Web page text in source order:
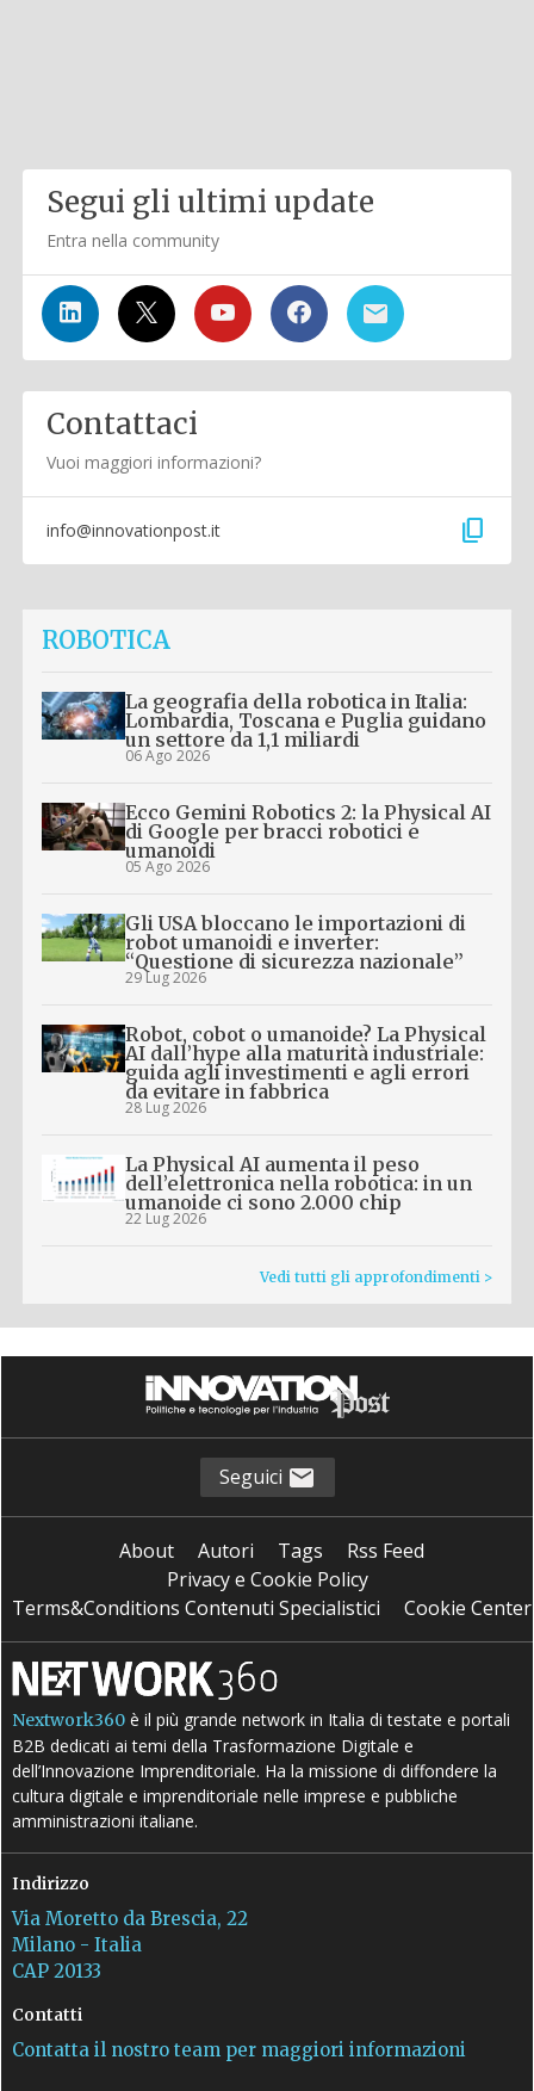
Segui gli ultimi update
Entra nella community
Contattaci
Vuoi maggiori informazioni?
info@innovationpost.it content_copy
ROBOTICA
La geografia della robotica in Italia:
Lombardia, Toscana e Puglia guidano
un settore da 1,1 miliardi
06 Ago 2026
Ecco Gemini Robotics 2: la Physical AI
di Google per bracci robotici e
umanoidi
05 Ago 2026
Gli USA bloccano le importazioni di
robot umanoidi e inverter:
“Questione di sicurezza nazionale”
29 Lug 2026
Robot, cobot o umanoide? La Physical
AI dall’hype alla maturità industriale:
guida agli investimenti e agli errori
da evitare in fabbrica
28 Lug 2026
La Physical AI aumenta il peso
dell’elettronica nella robotica: in un
umanoide ci sono 2.000 chip
22 Lug 2026
Vedi tutti gli approfondimenti >
Seguici
About Autori Tags
Rss Feed
Privacy e Cookie Policy
Terms&Conditions Contenuti Specialistici
Cookie Center
Nextwork360 è il più grande network in Italia di testate e portali
B2B dedicati ai temi della Trasformazione Digitale e
dell’Innovazione Imprenditoriale. Ha la missione di diffondere la
cultura digitale e imprenditoriale nelle imprese e pubbliche
amministrazioni italiane.
Indirizzo
Via Moretto da Brescia, 22
Milano - Italia
CAP 20133
Contatti
Contatta il nostro team per maggiori informazioni